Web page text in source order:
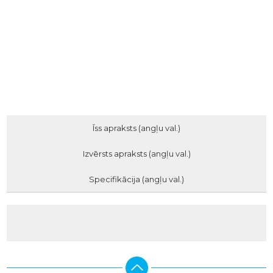
Īss apraksts (angļu val.)
Izvērsts apraksts (angļu val.)
Specifikācija (angļu val.)